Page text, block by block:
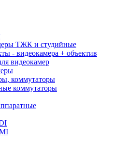
ТЖК и студийные
- видеокамера + объектив
видеокамер
коммутаторы
коммутаторы